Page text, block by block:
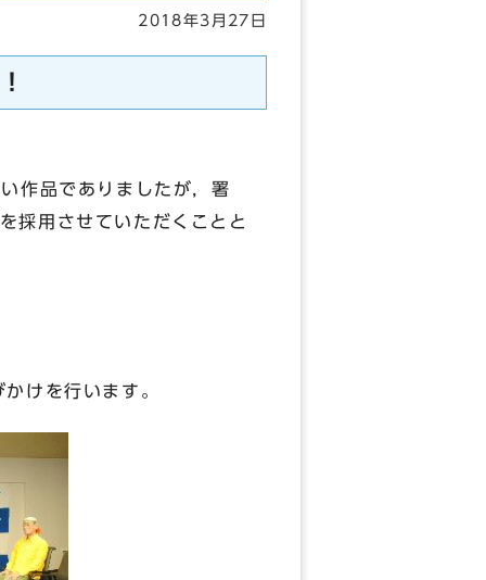
2018年3月27日
作品でありましたが，署
採用させていただくことと
かけを行います。